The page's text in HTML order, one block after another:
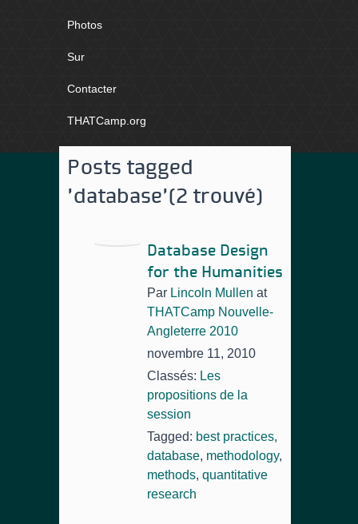
Photos
Sur
Contacter
THATCamp.org
Posts tagged
'database'(2 trouvé)
Database Design
for the Humanities
Par Lincoln Mullen at
THATCamp Nouvelle-
Angleterre 2010
novembre 11, 2010
Classés: Les
propositions de la
session
Tagged: best practices,
database, methodology,
methods, quantitative
research